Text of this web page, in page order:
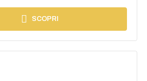
SCOPRI